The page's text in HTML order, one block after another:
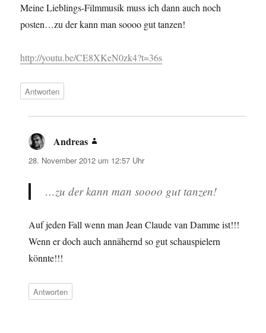
Meine Lieblings-Filmmusik muss ich dann auch noch
posten…zu der kann man soooo gut tanzen!
http://youtu.be/CE8XKeN0zk4?t=36s
Antworten
Andreas
28. November 2012 um 12:57 Uhr
…zu der kann man soooo gut tanzen!
Auf jeden Fall wenn man Jean Claude van Damme ist!!!
Wenn er doch auch annähernd so gut schauspielern
könnte!!!
Antworten